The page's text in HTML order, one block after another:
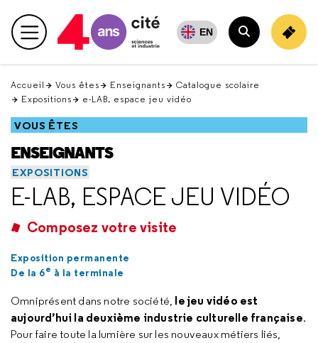
en
haut Menu principal EN
Rechercher
Accueil Vous êtes Enseignants
Catalogue scolaire
Expositions
e-LAB, espace jeu vidéo
VOUS ÊTES
ENSEIGNANTS
EXPOSITIONS
E-LAB, ESPACE JEU VIDÉO
Composez votre visite
Exposition permanente
De la 6e à la terminale
Omniprésent dans notre société, le jeu vidéo est
aujourd’hui la deuxième industrie culturelle française.
Pour faire toute la lumière sur les nouveaux métiers liés,